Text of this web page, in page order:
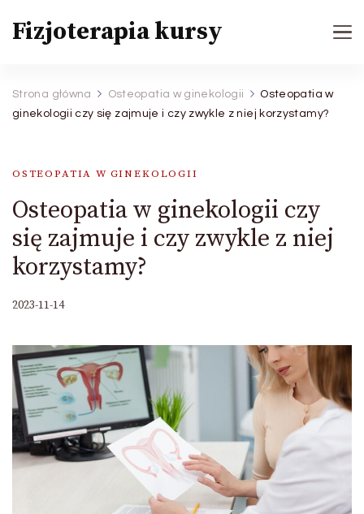
Fizjoterapia kursy
Strona główna Osteopatia w ginekologii
Osteopatia w
ginekologii czy się zajmuje i czy zwykle z niej korzystamy?
OSTEOPATIA W GINEKOLOGII
Osteopatia w ginekologii czy
się zajmuje i czy zwykle z niej
korzystamy?
2023-11-14